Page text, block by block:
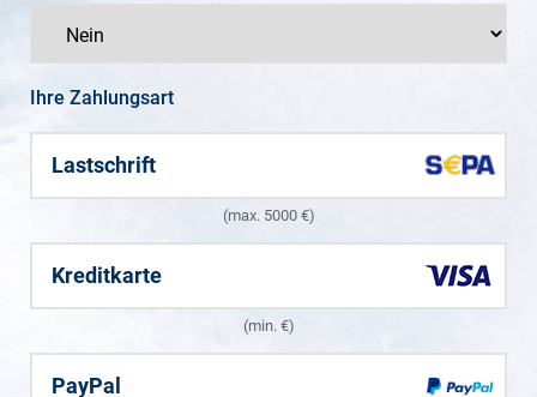
Ihre Zahlungsart
Lastschrift
(max. 5000 €)
Kreditkarte
(min. €)
PayPal